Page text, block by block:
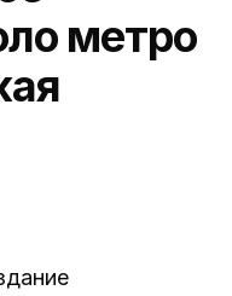
метро